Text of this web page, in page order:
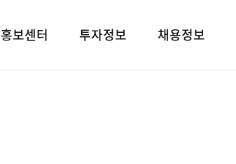
홍보센터 투자정보 채용정보